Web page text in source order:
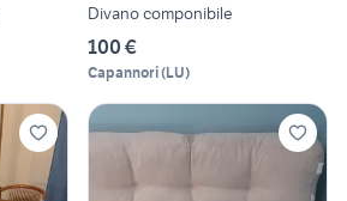
Divano componibile
100 €
Capannori(LU)